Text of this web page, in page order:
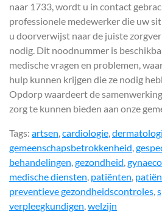
naar 1733, wordt u in contact
professionele medewerker die uw
u doorverwijst naar de juiste
nodig. Dit noodnummer is
medische vragen en problemen,
hulp kunnen krijgen die ze nodig
Opdorp waardeert de
zorg te kunnen bieden aan onze
Tags: artsen,cardiologie,
gemeenschapsbetrokkenheid,
behandelingen,gezondheid,
medische diensten, patiënten,
preventieve gezondheidscontroles,
verpleegkundigen,welzijn